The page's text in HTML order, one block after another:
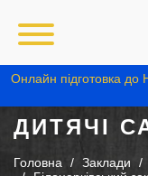
Онлайн підготовка до
ДИТЯЧІ
Головна Заклади